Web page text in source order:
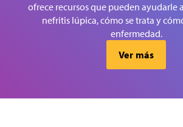
ofrece recursos que pueden ayudarle
nefritis lúpica, cómo se trata y
enfermedad.
Ver más